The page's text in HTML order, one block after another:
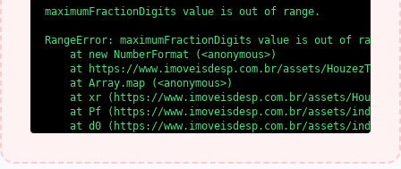
maximumFractionDigits value is out of range.
RangeError: maximumFractionDigits value is out of range.
    at new NumberFormat (<anonymous>)
at https://www.imoveisdesp.com.br/assets/
    at Array.map (<anonymous>)
at xr (https://www.imoveisdesp.com.br/assets/
at Pf (https://www.imoveisdesp.com.br/assets/index-
at d0 (https://www.imoveisdesp.com.br/assets/index-
at l0 (https://www.imoveisdesp.com.br/assets/index-
at SS (https://www.imoveisdesp.com.br/assets/index-